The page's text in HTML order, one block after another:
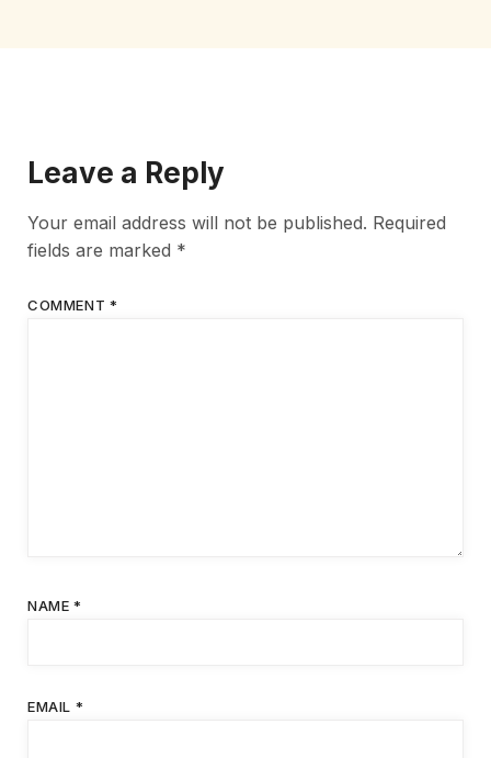
Leave a Reply
Your email address will not be published. Required
fields are marked *
COMMENT *
NAME *
EMAIL *